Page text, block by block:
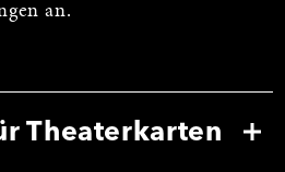
an.
Theaterkarten